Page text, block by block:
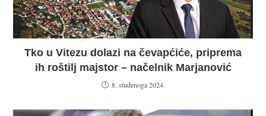
Tko u Vitezu dolazi na čevapćiće, priprema
ih roštilj majstor – načelnik Marjanović
8. studenoga 2024.